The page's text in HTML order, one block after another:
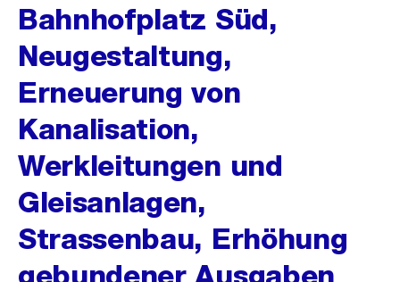
Bahnhofplatz Süd,
Neugestaltung,
Erneuerung von
Kanalisation,
Werkleitungen und
Gleisanlagen,
Strassenbau, Erhöhung
gebundener Ausgaben